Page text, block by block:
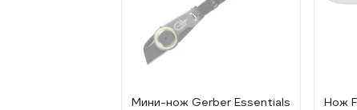
Мини-нож Gerber Essentials
Нож